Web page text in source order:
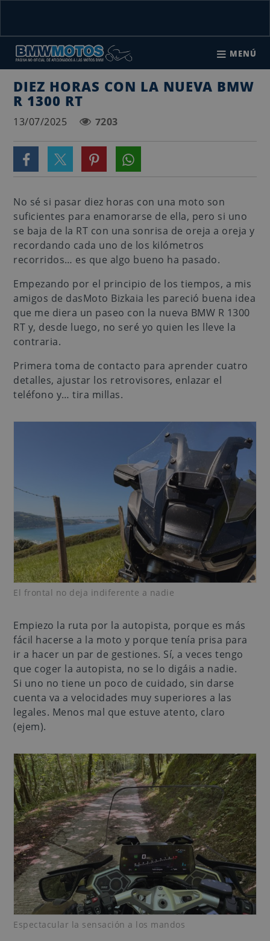
DIEZ HORAS CON LA NUEVA BMW
R 1300 RT
13/07/2025 7203
No sé si pasar diez horas con una moto son
suficientes para enamorarse de ella, pero si uno
se baja de la RT con una sonrisa de oreja a oreja y
recordando cada uno de los kilómetros
recorridos… es que algo bueno ha pasado.
Empezando por el principio de los tiempos, a mis
amigos de dasMoto Bizkaia les pareció buena idea
que me diera un paseo con la nueva BMW R 1300
RT y, desde luego, no seré yo quien les lleve la
contraria.
Primera toma de contacto para aprender cuatro
detalles, ajustar los retrovisores, enlazar el
teléfono y… tira millas.
El frontal no deja indiferente a nadie
Empiezo la ruta por la autopista, porque es más
fácil hacerse a la moto y porque tenía prisa para
ir a hacer un par de gestiones. Sí, a veces tengo
que coger la autopista, no se lo digáis a nadie.
Si uno no tiene un poco de cuidado, sin darse
cuenta va a velocidades muy superiores a las
legales. Menos mal que estuve atento, claro
(ejem).
Espectacular la sensación a los mandos
MENÚ